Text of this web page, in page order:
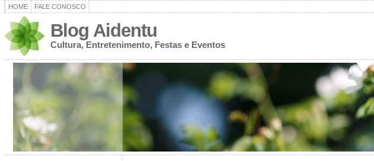
HOME FALE CONOSCO
Blog Aidentu
Cultura, Entretenimento, Festas e Eventos